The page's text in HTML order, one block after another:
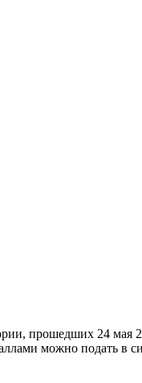
прошедших 24 мая
можно подать в